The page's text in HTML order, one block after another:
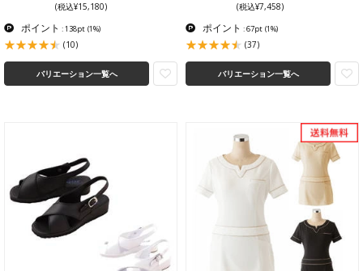
(税込¥15,180)
ポイント : 138pt (1%)
(10)
バリエーション一覧へ
(税込¥7,458)
ポイント : 67pt (1%)
(37)
バリエーション一覧へ